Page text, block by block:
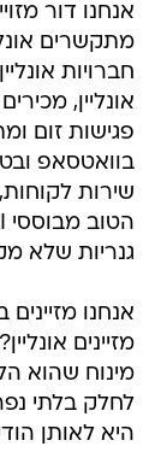
אנחנו דור
מתקשרים
חברויות
אונליין,
פגישות זום
בוואטסאפ
שירות
גנריות שלא
אנחנו
מזיינים
לחלק בלתי
היא לאותן